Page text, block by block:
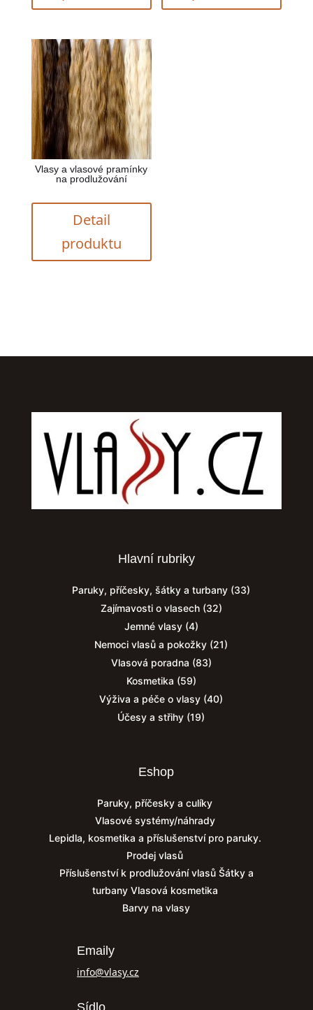
Vlasy a vlasové pramínky
na prodlužování
Detail
produktu
Hlavní rubriky
Paruky, příčesky, šátky a turbany (33)
Zajímavosti o vlasech(32)
Jemné vlasy(4)
Nemoci vlasů a pokožky (21)
Vlasová poradna (83)
Kosmetika (59)
Výživa a péče o vlasy (40)
Účesy a střihy (19)
Eshop
Paruky, příčesky a culíky
Vlasové systémy/náhrady
Lepidla, kosmetika a příslušenství pro paruky.
Prodej vlasů
Příslušenství k prodlužování vlasů Šátky a
turbany Vlasová kosmetika
Barvy na vlasy
Emaily
info@vlasy.cz
Sídlo